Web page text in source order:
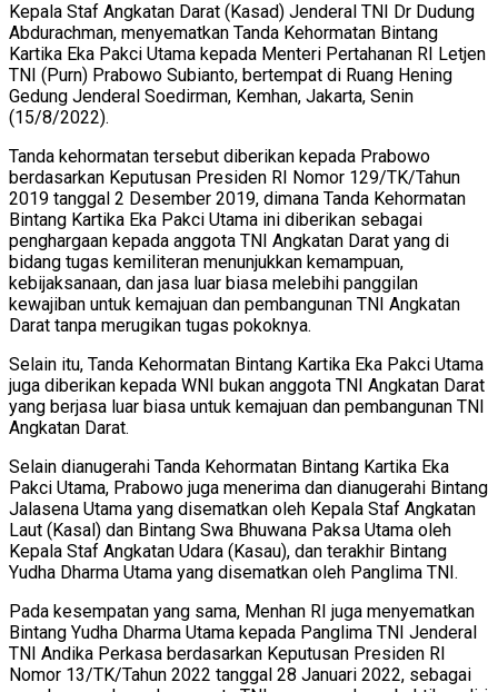
Kepala Staf Angkatan Darat (Kasad) Jenderal TNI Dr Dudung
Abdurachman, menyematkan Tanda Kehormatan Bintang
Kartika Eka Pakci Utama kepada Menteri Pertahanan RI Letjen
TNI (Purn) Prabowo Subianto, bertempat di Ruang Hening
Gedung Jenderal Soedirman, Kemhan, Jakarta, Senin
(15/8/2022).
Tanda kehormatan tersebut diberikan kepada Prabowo
berdasarkan Keputusan Presiden RI Nomor 129/TK/Tahun
2019 tanggal 2 Desember 2019, dimana Tanda Kehormatan
Bintang Kartika Eka Pakci Utama ini diberikan sebagai
penghargaan kepada anggota TNI Angkatan Darat yang di
bidang tugas kemiliteran menunjukkan kemampuan,
kebijaksanaan, dan jasa luar biasa melebihi panggilan
kewajiban untuk kemajuan dan pembangunan TNI Angkatan
Darat tanpa merugikan tugas pokoknya.
Selain itu, Tanda Kehormatan Bintang Kartika Eka Pakci Utama
juga diberikan kepada WNI bukan anggota TNI Angkatan Darat
yang berjasa luar biasa untuk kemajuan dan pembangunan TNI
Angkatan Darat.
Selain dianugerahi Tanda Kehormatan Bintang Kartika Eka
Pakci Utama, Prabowo juga menerima dan dianugerahi Bintang
Jalasena Utama yang disematkan oleh Kepala Staf Angkatan
Laut (Kasal) dan Bintang Swa Bhuwana Paksa Utama oleh
Kepala Staf Angkatan Udara (Kasau), dan terakhir Bintang
Yudha Dharma Utama yang disematkan oleh Panglima TNI.
Pada kesempatan yang sama, Menhan RI juga menyematkan
Bintang Yudha Dharma Utama kepada Panglima TNI Jenderal
TNI Andika Perkasa berdasarkan Keputusan Presiden RI
Nomor 13/TK/Tahun 2022 tanggal 28 Januari 2022, sebagai